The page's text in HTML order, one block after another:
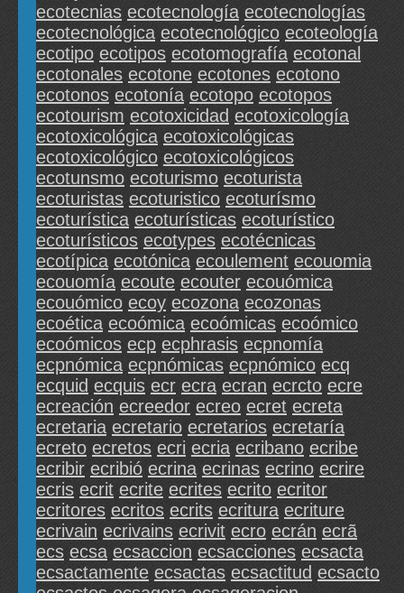
ecotecnias ecotecnología ecotecnologías
ecotecnológica ecotecnológico ecoteología
ecotipo ecotipos ecotomografía ecotonal
ecotonales ecotone ecotones ecotono
ecotonos ecotonía ecotopo ecotopos
ecotourism ecotoxicidad ecotoxicología
ecotoxicológica ecotoxicológicas
ecotoxicológico ecotoxicológicos
ecotunsmo ecoturismo ecoturista
ecoturistas ecoturistico ecoturísmo
ecoturística ecoturísticas ecoturístico
ecoturísticos ecotypes ecotécnicas
ecotípica ecotónica ecoulement ecouomia
ecouomía ecoute ecouter ecouómica
ecouómico ecoy ecozona ecozonas
ecoética ecoómica ecoómicas ecoómico
ecoómicos ecp ecphrasis ecpnomía
ecpnómica ecpnómicas ecpnómico ecq
ecquid ecquis ecr ecra ecran ecrcto ecre
ecreación ecreedor ecreo ecret ecreta
ecretaria ecretario ecretarios ecretaría
ecreto ecretos ecri ecria ecribano ecribe
ecribir ecribió ecrina ecrinas ecrino ecrire
ecris ecrit ecrite ecrites ecrito ecritor
ecritores ecritos ecrits ecritura ecriture
ecrivain ecrivains ecrivit ecro ecrán ecrã
ecs ecsa ecsaccion ecsacciones ecsacta
ecsactamente ecsactas ecsactitud ecsacto